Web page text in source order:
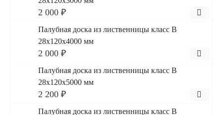
2 000 ₽
Палубная доска из лиственницы класс В
28x120x4000 мм
2 000 ₽
Палубная доска из лиственницы класс В
28x120x5000 мм
2 200 ₽
Палубная доска из лиственницы класс В